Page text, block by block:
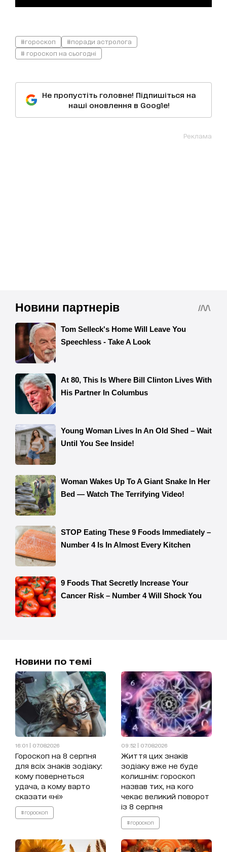
#гороскоп
#поради астролога
# гороскоп на сьогодні
Не пропустіть головне! Підпишіться на
наші оновлення в Google!
Реклама
Новини по темі
16:01 | 07.08.2026
Гороскоп на 8 серпня
для всіх знаків зодіаку:
кому повернеться
удача, а кому варто
сказати «ні»
#гороскоп
09:52 | 07.08.2026
Життя цих знаків
зодіаку вже не буде
колишнім: гороскоп
назвав тих, на кого
чекає великий поворот
із 8 серпня
#гороскоп